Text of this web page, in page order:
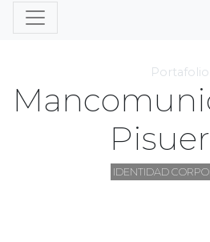
Portafolio
IDENTIDAD